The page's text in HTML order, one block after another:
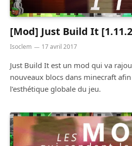
[Mod] Just Build It
Isoclem 17 avril 2017
Just Build It est un mod qui va
nouveaux blocs dans minecraft afin
l’esthétique globale du jeu.